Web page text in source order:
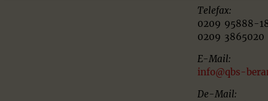
Telefax:
0209 95888-
0209 3865020
E-Mail:
info@qbs-
De-Mail: